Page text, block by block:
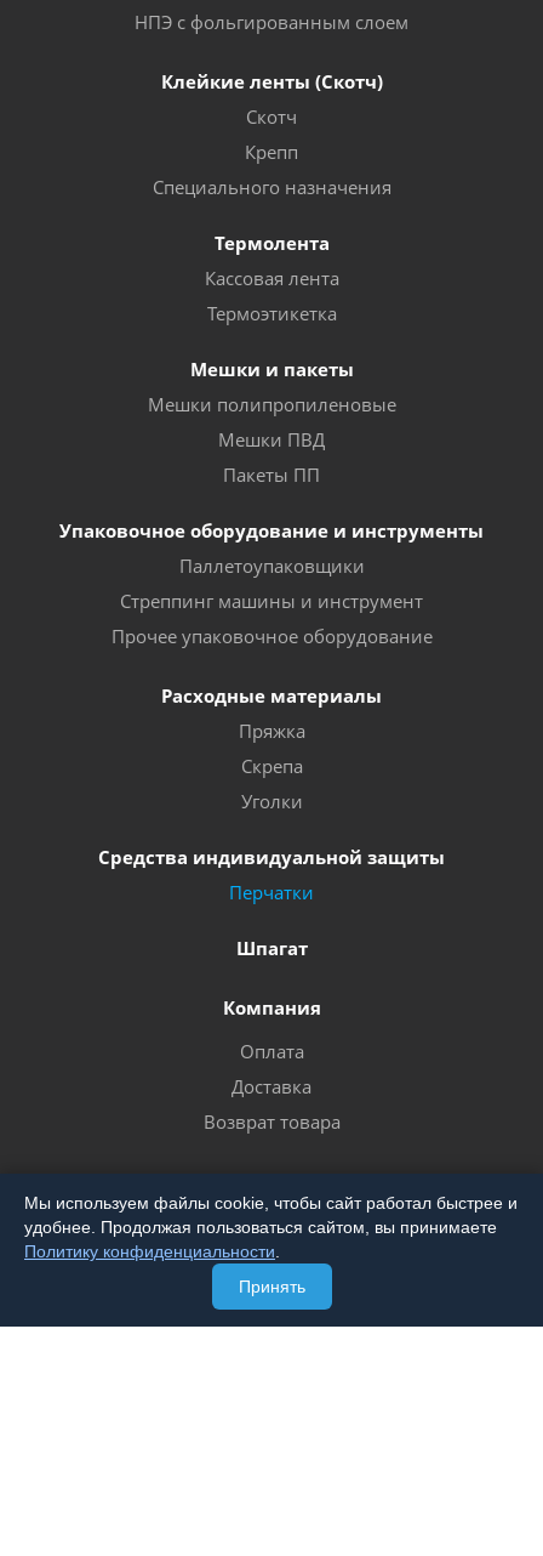
НПЭ с фольгированным слоем
Клейкие ленты (Скотч)
Скотч
Крепп
Специального назначения
Термолента
Кассовая лента
Термоэтикетка
Мешки и пакеты
Мешки полипропиленовые
Мешки ПВД
Пакеты ПП
Упаковочное оборудование и инструменты
Паллетоупаковщики
Стреппинг машины и инструмент
Прочее упаковочное оборудование
Расходные материалы
Пряжка
Скрепа
Уголки
Средства индивидуальной защиты
Перчатки
Шпагат
Компания
Оплата
Доставка
Возврат товара
8 800 333-20-53
zakaz@micronpak.ru
153029, Ивановская область, г. Иваново, ул.
Мы используем файлы cookie, чтобы сайт работал быстрее и
удобнее. Продолжая пользоваться сайтом, вы принимаете
Политику конфиденциальности
Принять